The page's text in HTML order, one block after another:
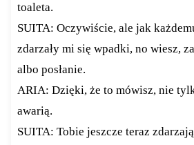
toaleta.
SUITA: Oczywiście, ale jak
zdarzały mi się wpadki, no wiesz,
albo posłanie.
ARIA: Dzięki, że to mówisz, nie
awarią.
SUITA: Tobie jeszcze teraz